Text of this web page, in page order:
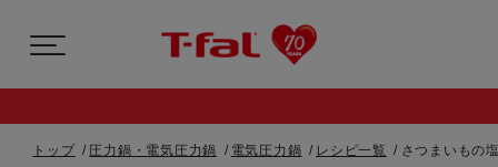
トップ 圧力鍋・電気圧力鍋 電気圧力鍋 レシピ一覧 さつまいもの